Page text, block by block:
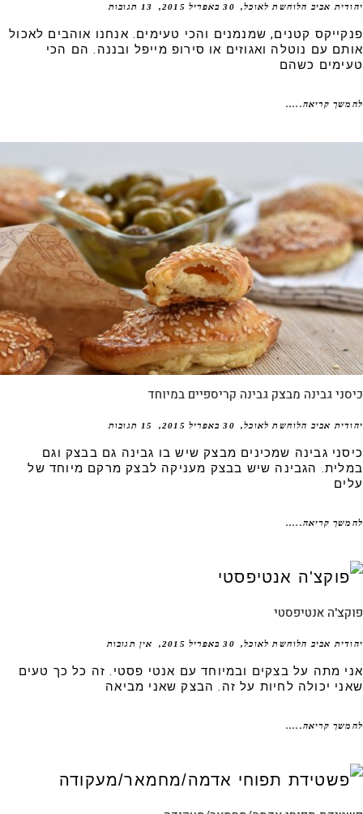
אביב הלוחשת לאוכל 30 באפריל 2015 13 תגובות
קטנים, שמנמנים והכי טעימים. אנחנו אוהבים לאכול
עם נוטלה ואגוזים או סירופ מייפל ובננה. הם הכי
כשהם
קריאה.....
גבינה מבצק גבינה קריספיים במיוחד
אביב הלוחשת לאוכל 30 באפריל 2015 15 תגובות
גבינה שמכינים מבצק שיש בו גבינה גם בבצק וגם
הגבינה שיש בבצק מעניקה לבצק מרקם מיוחד של
קריאה.....
אנטיפסטי
אביב הלוחשת לאוכל 30 באפריל 2015 אין תגובות
מתה על בצקים ובמיוחד עם אנטי פסטי. זה כל כך טעים
יכולה לחיות על זה. הבצק שאני מביאה
קריאה.....